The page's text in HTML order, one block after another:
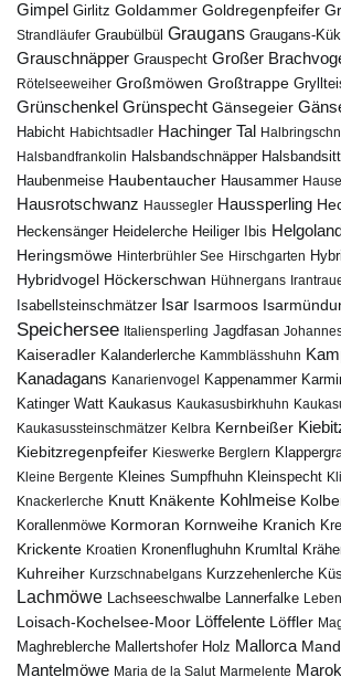
Gimpel Girlitz Goldammer Goldregenpfeifer
Strandläufer Graubülbül Graugans Graugans-
Grauschnäpper Grauspecht Großer
Rötelseeweiher Großmöwen Großtrappe
Grünschenkel Grünspecht Gänsegeier
Habicht Habichtsadler Hachinger Tal
Halsbandfrankolin Halsbandschnäpper
Haubenmeise Haubentaucher Hausammer
Hausrotschwanz Haussegler Haussperling
Heckensänger Heidelerche Heiliger Ibis
Heringsmöwe Hinterbrühler See Hirschgarten
Hybridvogel Höckerschwan Hühnergans
Isabellsteinschmätzer Isar Isarmoos
Speichersee Italiensperling Jagdfasan
Kaiseradler Kalanderlerche Kammblässhuhn
Kanadagans Kanarienvogel Kappenammer
Katinger Watt Kaukasus Kaukasusbirkhuhn
Kaukasussteinschmätzer Kelbra Kernbeißer
Kiebitzregenpfeifer Kieswerke Berglern
Kleine Bergente Kleines Sumpfhuhn Kleinspecht
Knackerlerche Knutt Knäkente Kohlmeise
Korallenmöwe Kormoran Kornweihe Kranich
Krickente Kroatien Kronenflughuhn Krumltal
Kuhreiher Kurzschnabelgans Kurzzehenlerche
Lachmöwe Lachseeschwalbe Lannerfalke
Loisach-Kochelsee-Moor Löffelente Löffler
Maghreblerche Mallertshofer Holz Mallorca
Mantelmöwe Maria de la Salut Marmelente